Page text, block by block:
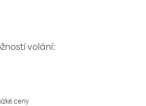
volání:
ceny